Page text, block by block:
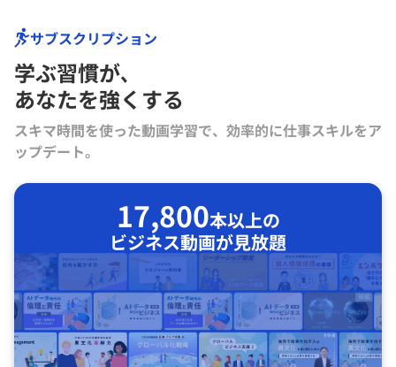
サブスクリプション
学ぶ習慣が､
あなたを強くする
スキマ時間を使った動画学習で、効率的に仕事スキルをア
ップデート。
17,800本以上の
ビジネス動画が見放題